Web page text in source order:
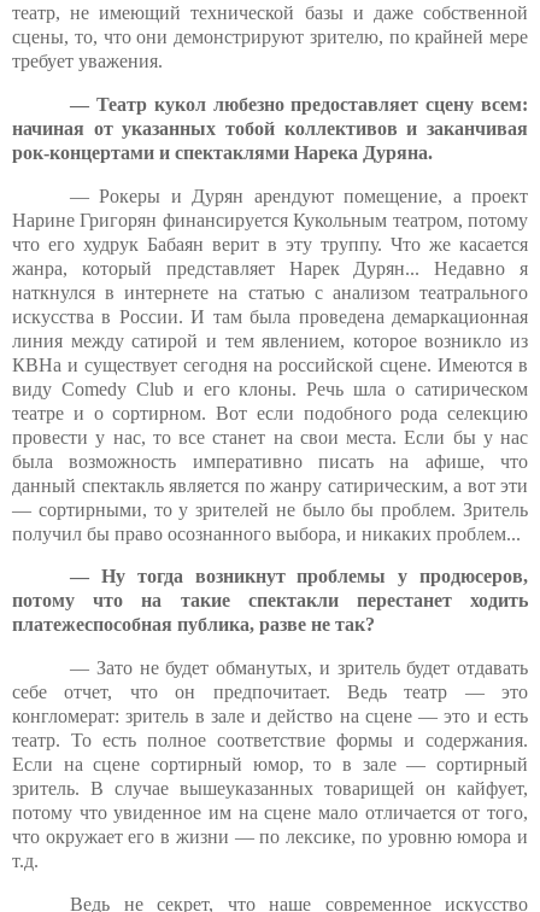
театр, не имеющий технической базы и даже собственной
сцены, то, что они демонстрируют зрителю, по крайней мере
требует уважения.
— Театр кукол любезно предоставляет сцену всем:
начиная от указанных тобой коллективов и заканчивая
рок-концертами и спектаклями Нарека Дуряна.
— Рокеры и Дурян арендуют помещение, а проект
Нарине Григорян финансируется Кукольным театром, потому
что его худрук Бабаян верит в эту труппу. Что же касается
жанра, который представляет Нарек Дурян... Недавно я
наткнулся в интернете на статью с анализом театрального
искусства в России. И там была проведена демаркационная
линия между сатирой и тем явлением, которое возникло из
КВНа и существует сегодня на российской сцене. Имеются в
виду Comedy Club и его клоны. Речь шла о сатирическом
театре и о сортирном. Вот если подобного рода селекцию
провести у нас, то все станет на свои места. Если бы у нас
была возможность императивно писать на афише, что
данный спектакль является по жанру сатирическим, а вот эти
— сортирными, то у зрителей не было бы проблем. Зритель
получил бы право осознанного выбора, и никаких проблем...
— Ну тогда возникнут проблемы у продюсеров,
потому что на такие спектакли перестанет ходить
платежеспособная публика, разве не так?
— Зато не будет обманутых, и зритель будет отдавать
себе отчет, что он предпочитает. Ведь театр — это
конгломерат: зритель в зале и действо на сцене — это и есть
театр. То есть полное соответствие формы и содержания.
Если на сцене сортирный юмор, то в зале — сортирный
зритель. В случае вышеуказанных товарищей он кайфует,
потому что увиденное им на сцене мало отличается от того,
что окружает его в жизни — по лексике, по уровню юмора и
т.д.
Ведь не секрет, что наше современное искусство